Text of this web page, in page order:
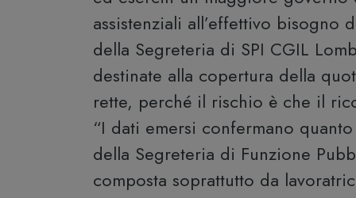
assistenziali all’effettivo bisogno
della Segreteria di SPI CGIL
destinate alla copertura della
rette, perché il rischio è che il
“I dati emersi confermano
della Segreteria di Funzione
composta soprattutto da